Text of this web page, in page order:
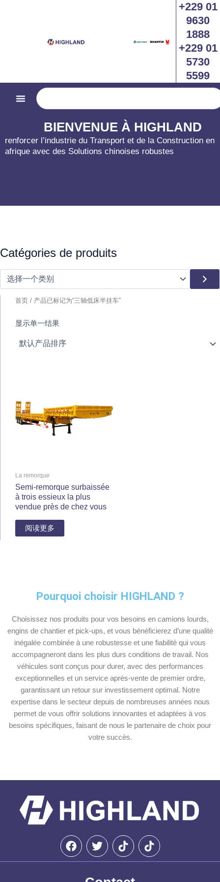
+229 01
9630
1888
+229 01
5730
5599
Search
BIENVENUE À HIGHLAND
renforcer l’industrie du Transport et de la Construction en
afrique avec des Solutions chinoises robustes
Catégories de produits
选
择
一
类
首页 / 产品已标记为“三轴低床半挂车”
显示单一结果
La remorque
Semi-remorque surbaissée
à trois essieux la plus
vendue près de chez vous
阅读更多
Pourquoi choisir HIGHLAND ?
Choisissez nos produits pour vos besoins en camions lourds,
engins de chantier et pick-ups, et vous bénéficierez d’une qualité
inégalée combinée à une robustesse et une fiabilité qui vous
accompagneront dans les plus durs conditions de travail. Nos
véhicules sont conçus pour durer, avec des performances
exceptionnelles et un service après-vente de premier ordre,
garantissant un retour sur investissement optimal. Notre
expertise dans le secteur depuis de nombreuses années nous
permet de vous offrir solutions innovantes et adaptées à vos
besoins spécifiques, faisant de nous le partenaire de choix pour
votre succès.
F
a
c
T
w
i